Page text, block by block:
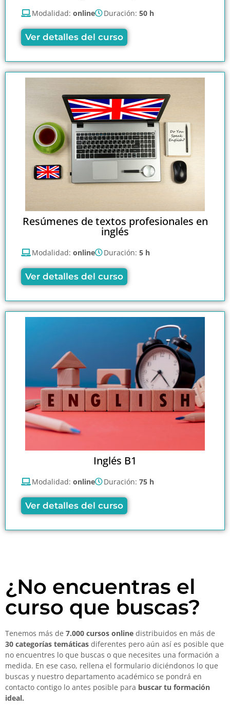
Modalidad: online Duración: 50 h
Ver detalles del curso
Resúmenes de textos profesionales en
inglés
Modalidad: online Duración: 5 h
Ver detalles del curso
Inglés B1
Modalidad: online Duración: 75 h
Ver detalles del curso
¿No encuentras el
curso que buscas?
Tenemos más de 7.000 cursos online distribuidos en más de
30 categorías temáticas diferentes pero aún así es posible que
no encuentres lo que buscas o que necesites una formación a
medida. En ese caso, rellena el formulario diciéndonos lo que
buscas y nuestro departamento académico se pondrá en
contacto contigo lo antes posible para buscar tu formación
ideal.